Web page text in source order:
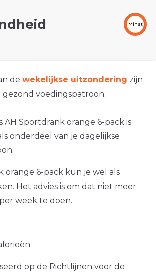
Minst
de wekelijkse uitzondering zijn
voedingspatroon.
AH Sportdrank orange 6-pack is
onderdeel van je dagelijkse
orange 6-pack kun je wel als
Het advies is om dat niet meer
week te doen.
op de Richtlijnen voor de